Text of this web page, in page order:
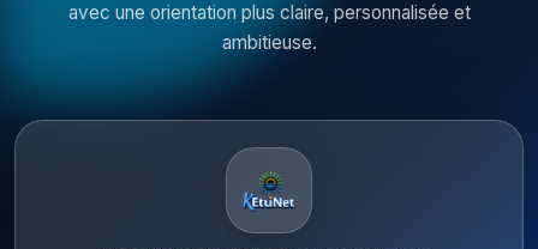
avec une orientation plus claire, personnalisée et
ambitieuse.